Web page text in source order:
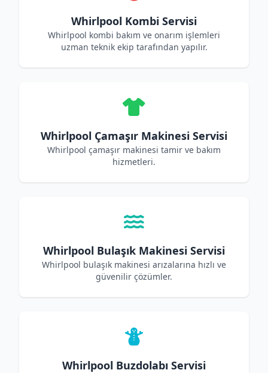
Whirlpool Kombi Servisi
Whirlpool kombi bakım ve onarım işlemleri
uzman teknik ekip tarafından yapılır.
Whirlpool Çamaşır Makinesi Servisi
Whirlpool çamaşır makinesi tamir ve bakım
hizmetleri.
Whirlpool Bulaşık Makinesi Servisi
Whirlpool bulaşık makinesi arızalarına hızlı ve
güvenilir çözümler.
Whirlpool Buzdolabı Servisi